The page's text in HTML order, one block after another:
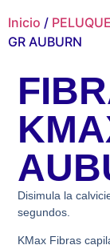
Inicio /
GR AUBURN
Disimula la
segundos.
KMax Fibras